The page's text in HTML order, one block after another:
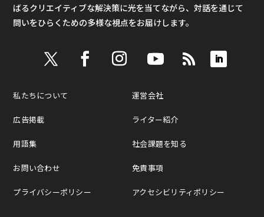
ばるクリエイティブな解決策に光を当てながら、対話を通じて
問いをひらくための多様な視点をお届けします。
私たちについて
広告掲載
用語集
お問い合わせ
プライバシーポリシー
運営会社
ライター紹介
社会課題を知る
免責事項
アクセシビリティポリシー